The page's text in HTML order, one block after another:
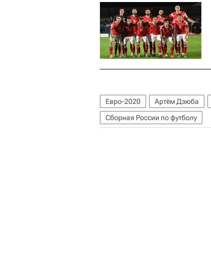
Евро-2020 Артём Дзюба
Сборная России по футболу